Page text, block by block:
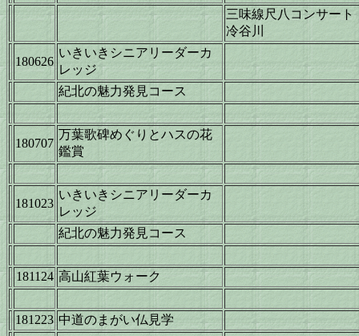
三味線尺八コンサー
冷谷川
180626
いきいきシニアリーダーカ
レッジ
紀北の魅力発見コース
180707
万葉歌碑めぐりとハスの花
鑑賞
181023
いきいきシニアリーダーカ
レッジ
紀北の魅力発見コース
181124 高山紅葉ウォーク
181223 中道のまがい仏見学